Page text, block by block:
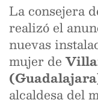
La consejera
realizó el
nuevas
mujer de
alcaldesa del